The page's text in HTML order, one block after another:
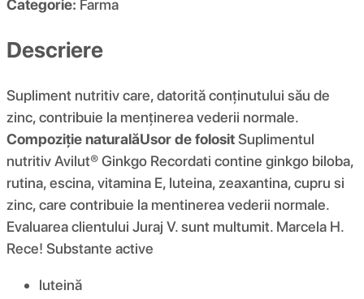
Categorie: Farma
Descriere
Supliment nutritiv care, datorită conținutului său de
zinc, contribuie la menținerea vederii normale.
Compoziție naturalăUsor de folositSuplimentul
nutritiv Avilut® Ginkgo Recordati contine ginkgo biloba,
rutina, escina, vitamina E, luteina, zeaxantina, cupru si
zinc, care contribuie la mentinerea vederii normale.
Evaluarea clientului Juraj V. sunt multumit. Marcela H.
Rece! Substante active
luteină